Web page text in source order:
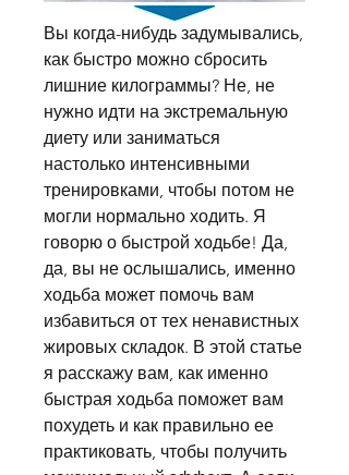
Вы когда-нибудь задумывались,
как быстро можно сбросить
лишние килограммы? Не, не
нужно идти на экстремальную
диету или заниматься
настолько интенсивными
тренировками, чтобы потом не
могли нормально ходить. Я
говорю о быстрой ходьбе! Да,
да, вы не ослышались, именно
ходьба может помочь вам
избавиться от тех ненавистных
жировых складок. В этой статье
я расскажу вам, как именно
быстрая ходьба поможет вам
похудеть и как правильно ее
практиковать, чтобы получить